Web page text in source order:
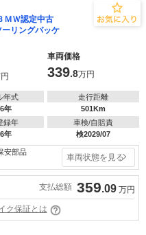
ＭＷ認定中古
リングパッケ
車両価格
339.8万円
年式
年
走行距離
501Km
録年
年
車検/自賠責
検2029/07
安部品
車両状態を見る
支払総額 359.09 万円
ク保証とは